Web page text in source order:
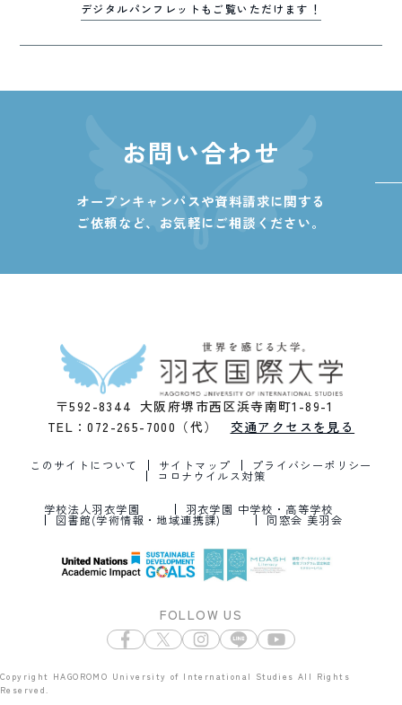
デジタルパンフレットもご覧いただけます！
お問い合わせ
オープンキャンパスや資料請求に関する
ご依頼など、 お気軽にご相談ください。
〒592-8344 大阪府堺市西区浜寺南町1-89-1
TEL：072-265-7000（代）
交通アクセスを見る
このサイトについて サイトマップ プライバシーポリシー
コロナウイルス対策
学校法人羽衣学園 羽衣学園 中学校・高等学校
図書館(学術情報・地域連携課) 同窓会 美羽会
FOLLOW US
Copyright HAGOROMO University of International Studies All Rights
Reserved.